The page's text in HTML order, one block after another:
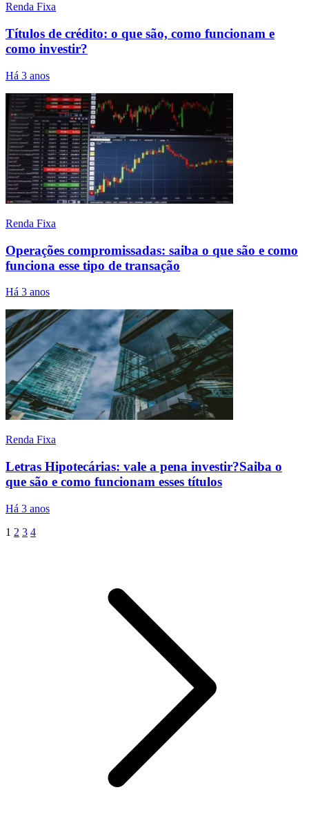
Renda Fixa
Títulos de crédito: o que são, como funcionam e
como investir?
Há 3 anos
Renda Fixa
Operações compromissadas: saiba o que são e como
funciona esse tipo de transação
Há 3 anos
Renda Fixa
Letras Hipotecárias: vale a pena investir?Saiba o
que são e como funcionam esses títulos
Há 3 anos
1 2 3 4